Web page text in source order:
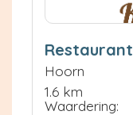
Hoorn
1.6 km
Waardering: